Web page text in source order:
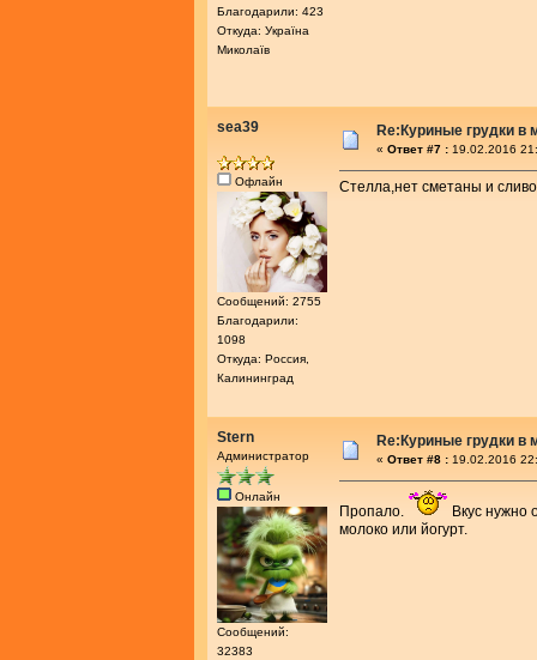
Благодарили: 423
Откуда: Україна
Миколаїв
sea39
Офлайн
Сообщений: 2755
Благодарили:
1098
Откуда: Россия,
Калининград
Re:Куриные грудки в
« Ответ #7 : 19.02.2016
Стелла,нет сметаны и
Stern
Администратор
Онлайн
Сообщений:
32383
Re:Куриные грудки в
« Ответ #8 : 19.02.2016
Пропало.
Вкус нужно
молоко или йогурт.